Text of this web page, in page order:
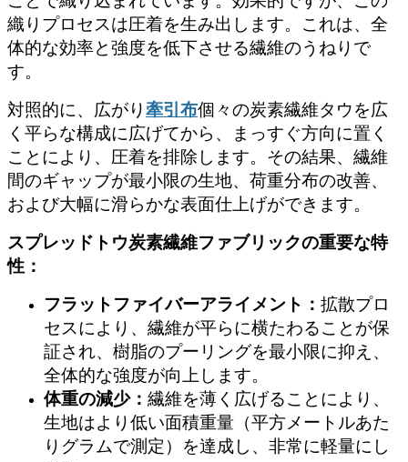
織りプロセスは圧着を生み出します。これは、全
体的な効率と強度を低下させる繊維のうねりで
す。
対照的に、広がり 牽引布個々の炭素繊維タウを広
く平らな構成に広げてから、まっすぐ方向に置く
ことにより、圧着を排除します。その結果、繊維
間のギャップが最小限の生地、荷重分布の改善、
および大幅に滑らかな表面仕上げができます。
スプレッドトウ炭素繊維ファブリックの重要な特
性：
フラットファイバーアライメント： 拡散プロ
セスにより、繊維が平らに横たわることが保
証され、樹脂のプーリングを最小限に抑え、
全体的な強度が向上します。
体重の減少： 繊維を薄く広げることにより、
生地はより低い面積重量（平方メートルあた
りグラムで測定）を達成し、非常に軽量にし